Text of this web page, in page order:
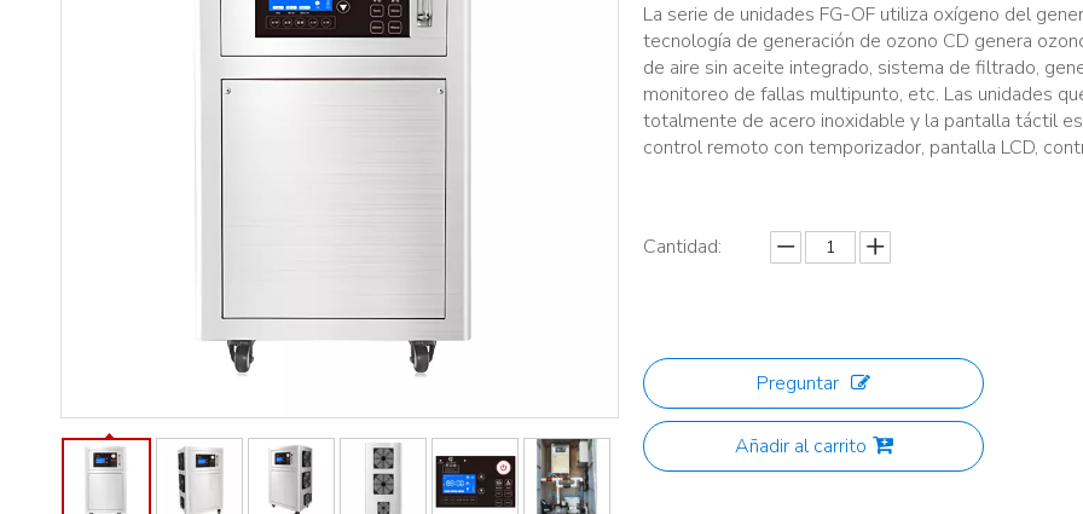
La serie de unidades FG-OF utiliza oxígeno del
tecnología de generación de ozono CD genera
de aire sin aceite integrado, sistema de filtrado,
monitoreo de fallas multipunto, etc. Las unidades
totalmente de acero inoxidable y la pantalla táctil
control remoto con temporizador, pantalla LCD,
Cantidad:
Preguntar
Añadir al carrito